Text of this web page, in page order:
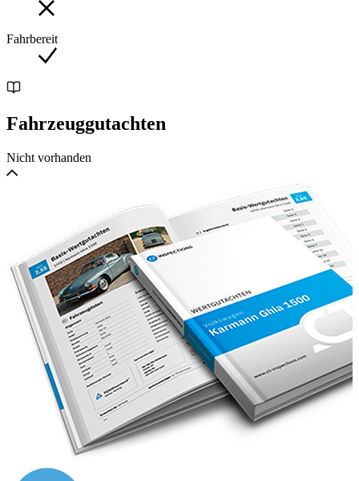
Fahrbereit
Fahrzeuggutachten
Nicht vorhanden